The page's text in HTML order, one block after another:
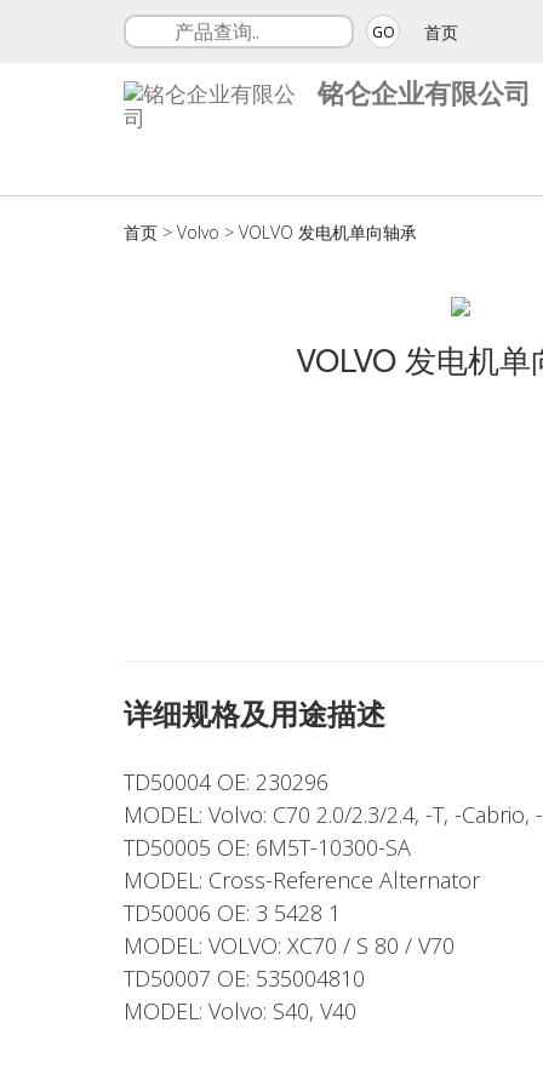
GO 首页
铭仑企业有限公司
首页 > Volvo > VOLVO 发电机单向轴承
VOLVO 发电机
详细规格及用途描述
TD50004 OE: 230296
MODEL: Volvo: C70 2.0/2.3/2.4, -T, -Cabrio,
TD50005 OE: 6M5T-10300-SA
MODEL: Cross-Reference Alternator
TD50006 OE: 3 5428 1
MODEL: VOLVO: XC70 / S 80 / V70
TD50007 OE: 535004810
MODEL: Volvo: S40, V40